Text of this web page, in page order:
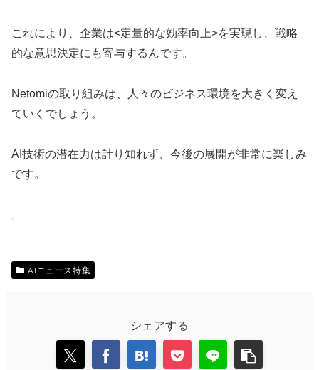
これにより、企業は<定量的な効率向上>を実現し、戦略
的な意思決定にも寄与するんです。
Netomiの取り組みは、人々のビジネス環境を大きく変え
ていくでしょう。
AI技術の潜在力は計り知れず、今後の展開が非常に楽しみ
です。
AIニュース特集
シェアする